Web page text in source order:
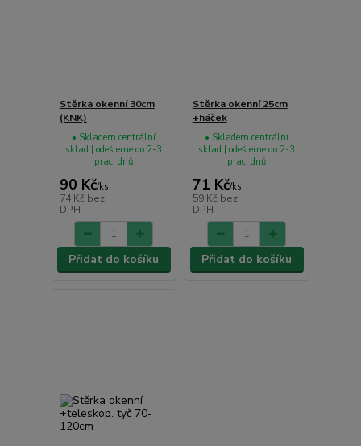
Stěrka okenní 30cm
(KNK)
90 Kč/ks
74 Kč bez
DPH
• Skladem centrální
sklad | odešleme do 2-3
prac. dnů
Přidat do košíku
Stěrka okenní 25cm
+háček
71 Kč/ks
59 Kč bez
DPH
• Skladem centrální
sklad | odešleme do 2-3
prac. dnů
Přidat do košíku